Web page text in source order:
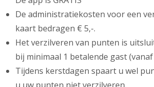
De administratiekosten voor een
kaart bedragen € 5,-.
Het verzilveren van punten is
bij minimaal 1 betalende gast (vanaf
Tijdens kerstdagen spaart u wel